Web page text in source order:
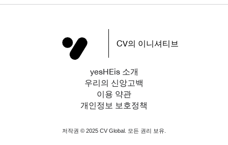
CV의 이니셔티브
yesHEis 소개
우리의 신앙고백
이용 약관
개인정보 보호정책
저작권 © 2025 CV Global. 모든 권리 보유.